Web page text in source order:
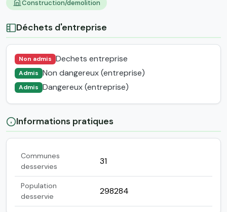
Construction/demolition
Déchets d'entreprise
Non admis Dechets entreprise
Admis Non dangereux (entreprise)
Admis Dangereux (entreprise)
Informations pratiques
Communes
desservies
31
Population
desservie
298284